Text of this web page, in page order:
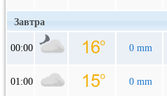
Завтра
00:00 0 mm
01:00 0 mm